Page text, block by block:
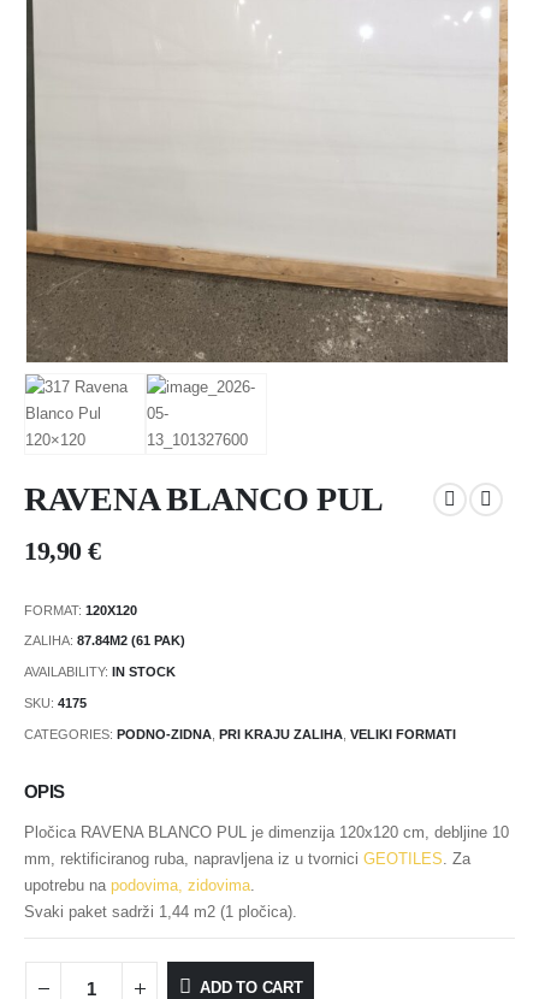
RAVENA BLANCO PUL
19,90€
FORMAT: 120X120
ZALIHA: 87.84M2 (61 PAK)
AVAILABILITY: IN STOCK
SKU: 4175
CATEGORIES: PODNO-ZIDNA PRI KRAJU ZALIHA VELIKI FORMATI
OPIS
Pločica RAVENA BLANCO PUL je dimenzija 120x120 cm, debljine 10
mm, rektificiranog ruba, napravljena iz u tvornici GEOTILES. Za
upotrebu na podovima, zidovima.
Svaki paket sadrži 1,44 m2 (1 pločica).
ADD TO CART